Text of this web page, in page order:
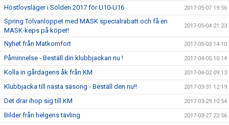
Höstlovsläger i Sölden 2017 för U10-U16 2017-05-07 19:56
Spring Tolvanloppet med MASK specialrabatt och få en
MASK-keps på köpet!
2017-05-04 21:23
Nyhet från Matkomfort 2017-05-03 14:10
Påminnelse - Beställ din klubbjackan nu ! 2017-04-05 10:14
Kolla in gårdagens åk från KM 2017-04-02 09:13
Klubbjacka till nästa säsong - Beställ den nu!! 2017-03-31 12:19
Det drar ihop sig till KM 2017-03-29 10:54
Bilder från helgens tävling 2017-03-27 22:56